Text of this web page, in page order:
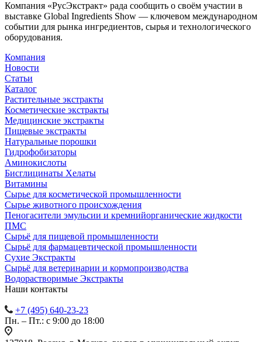
Компания «РусЭкстракт» рада сообщить о своём участии в
выставке Global Ingredients Show — ключевом международном
событии для рынка ингредиентов, сырья и технологического
оборудования.
Компания
Новости
Статьи
Каталог
Растительные экстракты
Косметические экстракты
Медицинские экстракты
Пищевые экстракты
Натуральные порошки
Гидрофобизаторы
Аминокислоты
Бисглицинаты Хелаты
Витамины
Сырье для косметической промышленности
Сырье животного происхождения
Пеногасители эмульсии и кремнийорганические жидкости
ПМС
Сырьё для пищевой промышленности
Сырьё для фармацевтической промышленности
Сухие Экстракты
Сырьё для ветеринарии и кормопроизводства
Водорастворимые Экстракты
Наши контакты
+7 (495) 640-23-23
Пн. – Пт.: с 9:00 до 18:00